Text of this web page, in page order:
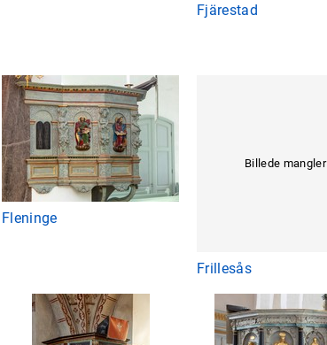
Fjärestad
Fleninge
Billede mangler
Frillesås